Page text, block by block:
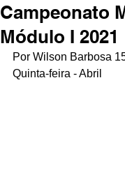
Campeonato
Módulo I 2021
Por Wilson Barbosa
Quinta-feira - Abril